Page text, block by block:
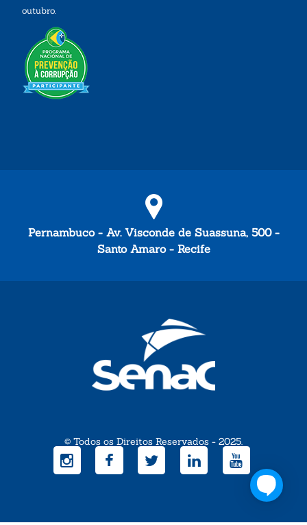
outubro.
Pernambuco - Av. Visconde de Suassuna, 500 -
Santo Amaro - Recife
© Todos os Direitos Reservados - 2025.